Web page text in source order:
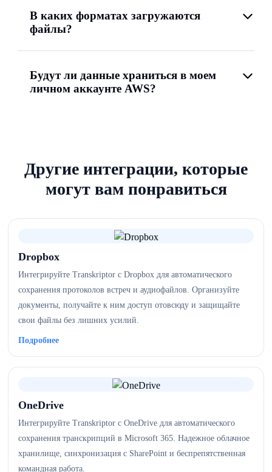
В каких форматах загружаются
файлы?
Будут ли данные храниться в моем
личном аккаунте AWS?
Другие интеграции, которые
могут вам понравиться
Dropbox
Интегрируйте Transkriptor с Dropbox для автоматического
сохранения протоколов встреч и аудиофайлов. Организуйте
документы, получайте к ним доступ отовсюду и защищайте
свои файлы без лишних усилий.
Подробнее
OneDrive
Интегрируйте Transkriptor с OneDrive для автоматического
сохранения транскрипций в Microsoft 365. Надежное облачное
хранилище, синхронизация с SharePoint и беспрепятственная
командная работа.